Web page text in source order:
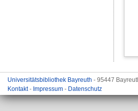
Universitätsbibliothek Bayreuth - 95447
Kontakt- Impressum - Datenschutz